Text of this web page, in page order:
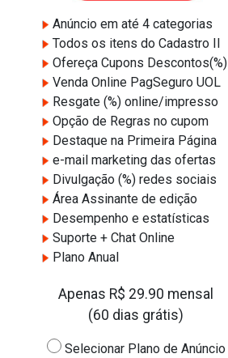
Anúncio em até 4 categorias
Todos os itens do Cadastro II
Ofereça Cupons Descontos(%)
Venda Online PagSeguro UOL
Resgate (%) online/impresso
Opção de Regras no cupom
Destaque na Primeira Página
e-mail marketing das ofertas
Divulgação (%) redes sociais
Área Assinante de edição
Desempenho e estatísticas
Suporte + Chat Online
Plano Anual
Apenas R$ 29.90 mensal
(60 dias grátis)
Selecionar Plano de Anúncio